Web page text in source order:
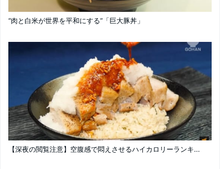
“肉と白米が世界を平和にする”「巨大豚丼」
【深夜の閲覧注意】空腹感で悶えさせるハイカロリーランキ...